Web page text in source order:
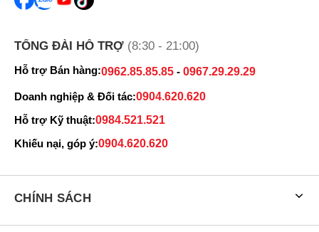
TỔNG ĐÀI HỖ TRỢ (8:30 - 21:00)
Hỗ trợ Bán hàng:0962.85.85.85 - 0967.29.29.29
Doanh nghiệp & Đối tác:0904.620.620
Hỗ trợ Kỹ thuật:0984.521.521
Khiếu nại, góp ý:0904.620.620
CHÍNH SÁCH